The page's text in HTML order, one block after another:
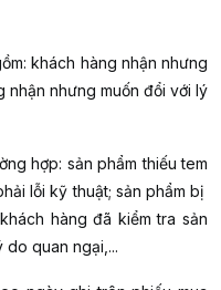
khách hàng nhận nhưng
nhận nhưng muốn đổi với lý
hợp: sản phẩm thiếu tem
lỗi kỹ thuật; sản phẩm bị
hàng đã kiểm tra sản
do quan ngại,...